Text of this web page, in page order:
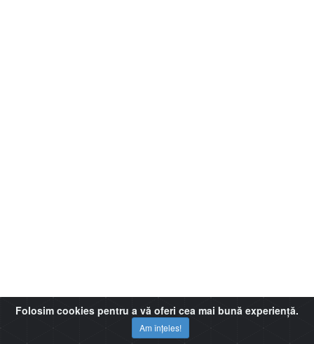
Folosim cookies pentru a vă oferi cea mai bună experiență.
Am înțeles!